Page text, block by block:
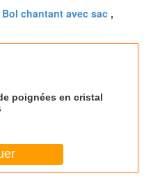
Bol chantant avec sac ,
poignées en cristal